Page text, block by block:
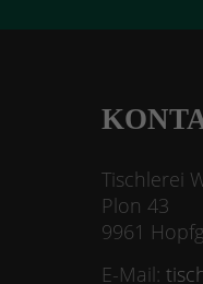
Tischlerei
Plon 43
9961
E-Mail: